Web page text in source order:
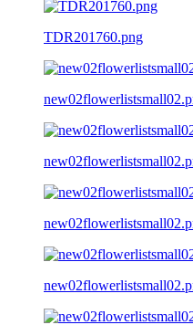
TDR201760.png